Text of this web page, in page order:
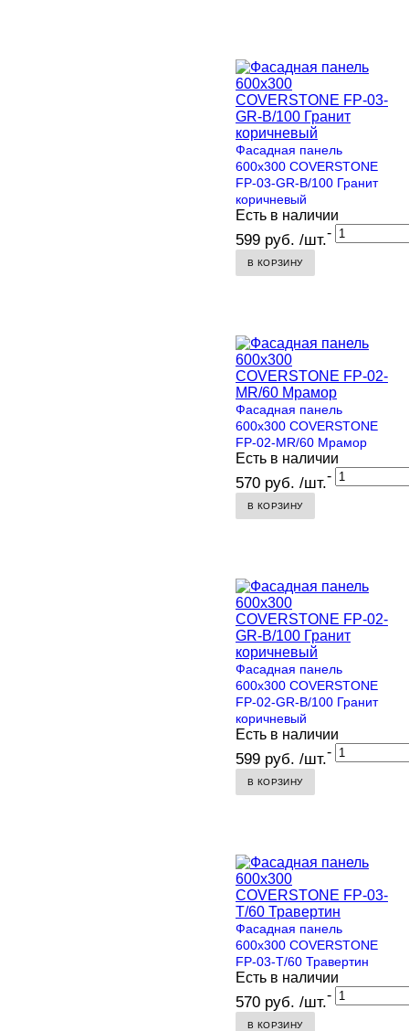
Фасадная панель
600х300 COVERSTONE
FP-03-GR-B/100 Гранит
коричневый
Есть в наличии
599 руб. /шт.-
В КОРЗИНУ
Фасадная панель
600х300 COVERSTONE
FP-02-MR/60 Мрамор
Есть в наличии
570 руб. /шт.-
В КОРЗИНУ
Фасадная панель
600х300 COVERSTONE
FP-02-GR-B/100 Гранит
коричневый
Есть в наличии
599 руб. /шт.-
В КОРЗИНУ
Фасадная панель
600х300 COVERSTONE
FP-03-T/60 Травертин
Есть в наличии
570 руб. /шт.-
В КОРЗИНУ